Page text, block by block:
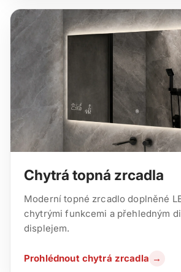
Chytrá topná zrcadla
Moderní topné zrcadlo doplněné
chytrými funkcemi a přehledným
displejem.
Prohlédnout chytrá zrcadla →